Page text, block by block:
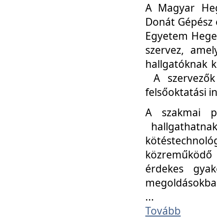
A Magyar
Donát
Egyetem
szervez,
hallgatóknak
A
felsőoktatási
A szakmai
érdekes
...
Tovább